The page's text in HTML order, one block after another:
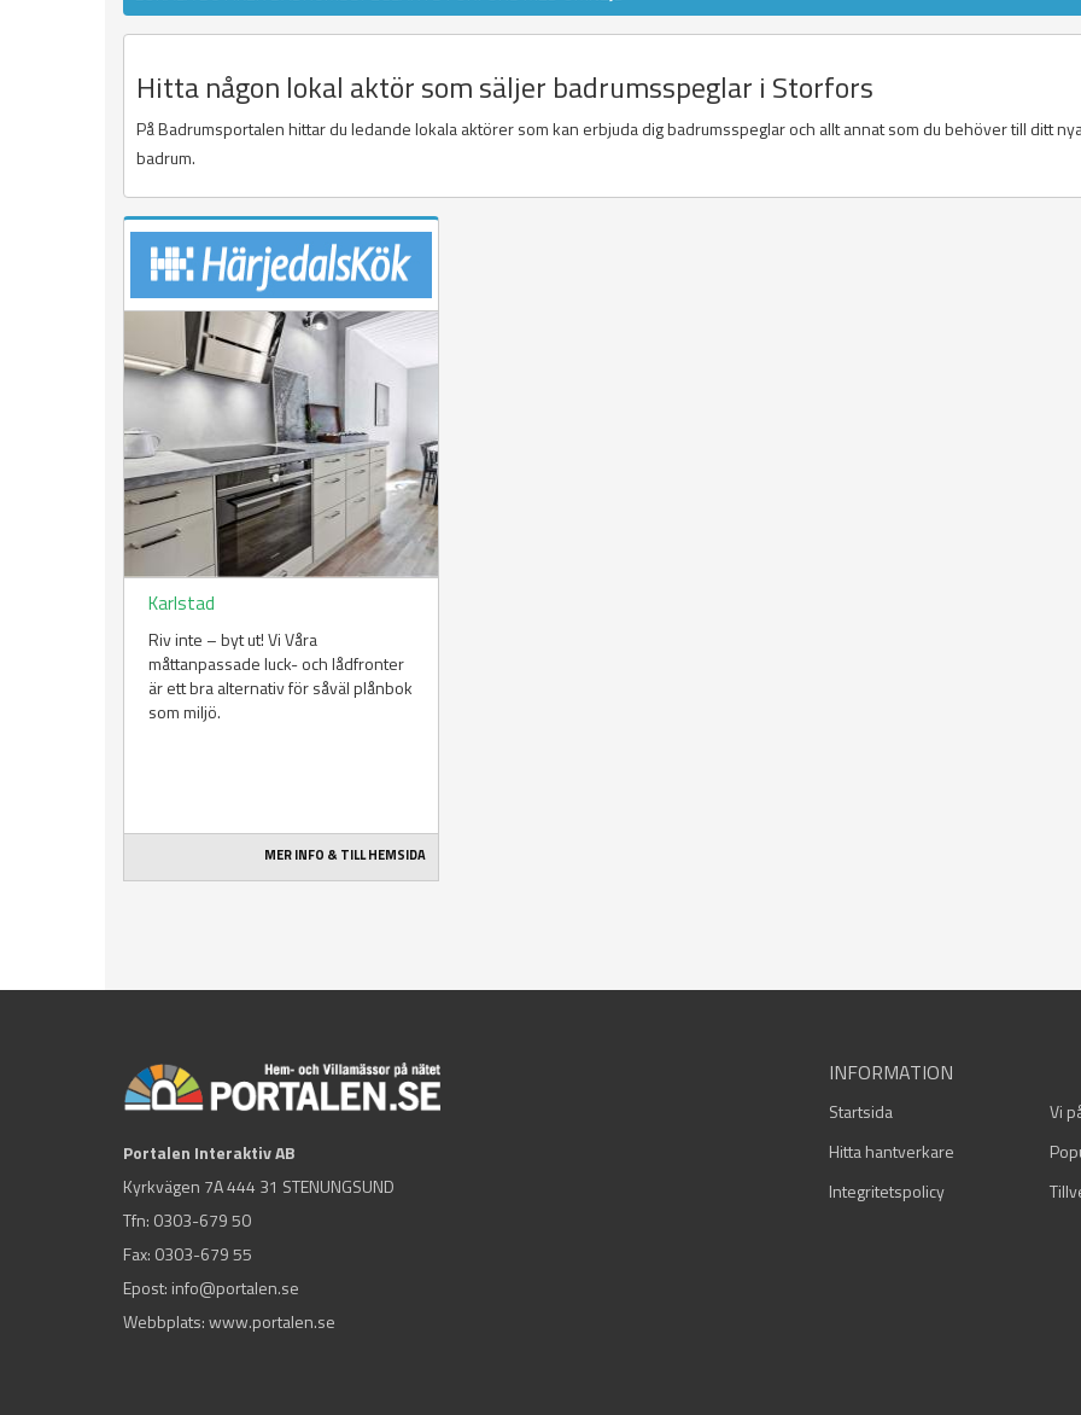
Hitta någon lokal aktör som säljer badrumsspeglar i Storfors
På Badrumsportalen hittar du ledande lokala aktörer som kan erbjuda dig badrumsspeglar och allt annat som du behöver till ditt
badrum.
Karlstad
Riv inte – byt ut! Vi Våra
måttanpassade luck- och lådfronter
är ett bra alternativ för såväl plånbok
som miljö.
MER INFO & TILL HEMSIDA
Portalen Interaktiv AB
Kyrkvägen 7A 444 31 STENUNGSUND
Tfn: 0303-679 50
Fax: 0303-679 55
Epost: info@portalen.se
Webbplats: www.portalen.se
INFORMATION
Startsida
Vi
Hitta hantverkare
Integritetspolicy